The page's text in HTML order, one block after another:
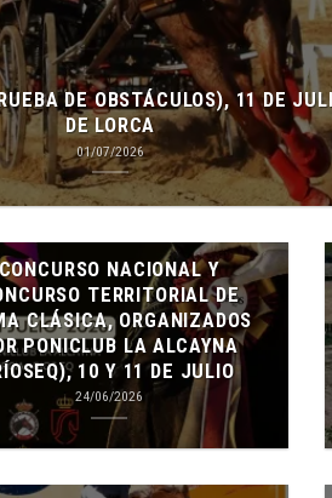
DE OBSTÁCULOS), 11 DE
DE LORCA
01/07/2026
CONCURSO NACIONAL Y
TERRITORIAL DE
CLÁSICA, ORGANIZADOS
PONICLUB LA ALCAYNA
10 Y 11 DE JULIO
24/06/2026